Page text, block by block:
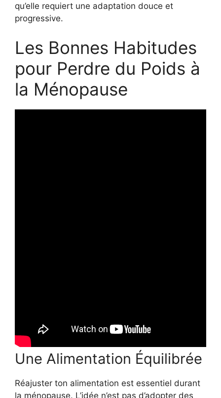
qu’elle requiert une adaptation douce et
progressive.
Les Bonnes Habitudes
pour Perdre du Poids à
la Ménopause
Une Alimentation Équilibrée
Réajuster ton alimentation est essentiel durant
la ménopause. L’idée n’est pas d’adopter des